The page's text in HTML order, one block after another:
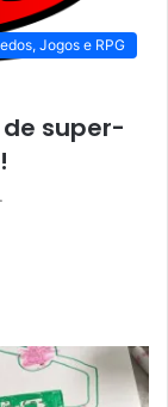
Jogos e RPG
de super-